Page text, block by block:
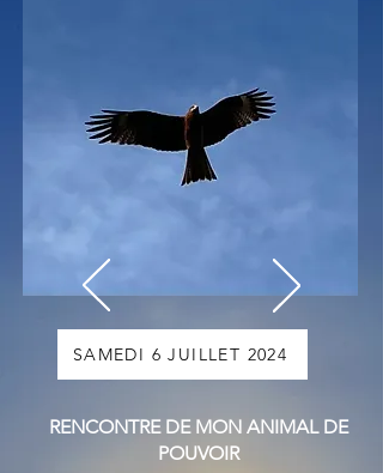
SAMEDI 6 JUILLET 2024
RENCONTRE DE MON ANIMAL DE
POUVOIR